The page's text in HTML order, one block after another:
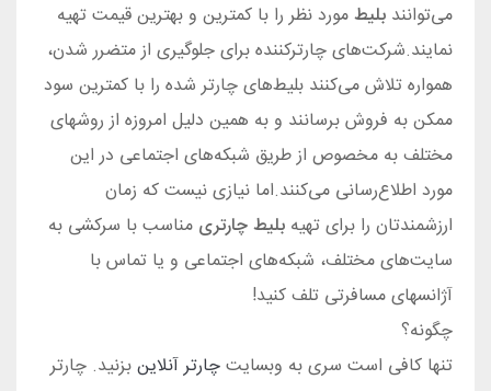
می‌توانند بلیطمورد نظر را با کمترین و بهترین قیمت تهیه
نمایند.شرکت‌های چارترکننده برای جلوگیری از متضرر شدن،
همواره تلاش می‌کنند بلیط‌های چارتر شده را با کمترین سود
ممکن به فروش برسانند و به همین دلیل امروزه از روشهای
مختلف به مخصوص از طریق شبکه‌های اجتماعی در این
مورد اطلاع‌رسانی می‌کنند.اما نیازی نیست که زمان
ارزشمند‌تان را برای تهیه بلیط چارتری مناسب با سرکشی به
سایت‌های مختلف، شبکه‌های اجتماعی و یا تماس با
آژانسهای مسافرتی تلف کنید!
چگونه؟
تنها کافی است سری به وبسایتچارتر آنلاینبزنید. چارتر